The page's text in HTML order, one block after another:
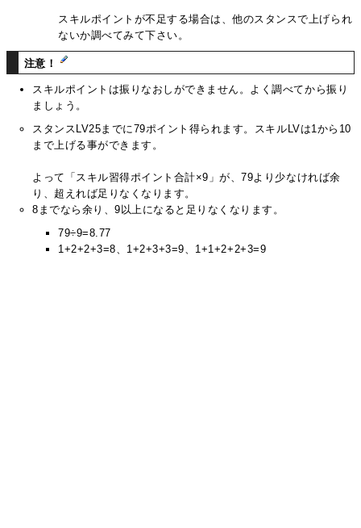
スキルポイントが不足する場合は、他のスタンスで上げられ
ないか調べてみて下さい。
注意！
スキルポイントは振りなおしができません。よく調べてから振り
ましょう。
スタンスLV25までに79ポイント得られます。スキルLVは1から10
まで上げる事ができます。
よって「スキル習得ポイント合計×9」が、79より少なければ余
り、超えれば足りなくなります。
8までなら余り、9以上になると足りなくなります。
79÷9=8.77
1+2+2+3=8、1+2+3+3=9、1+1+2+2+3=9